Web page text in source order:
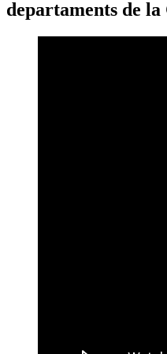
departaments de